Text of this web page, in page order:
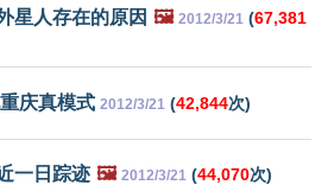
星人存在的原因 🖼️ 2012/3/21 (67,381
庆真模式 2012/3/21 (42,844次)
一日踪迹 🖼️ 2012/3/21 (44,070次)